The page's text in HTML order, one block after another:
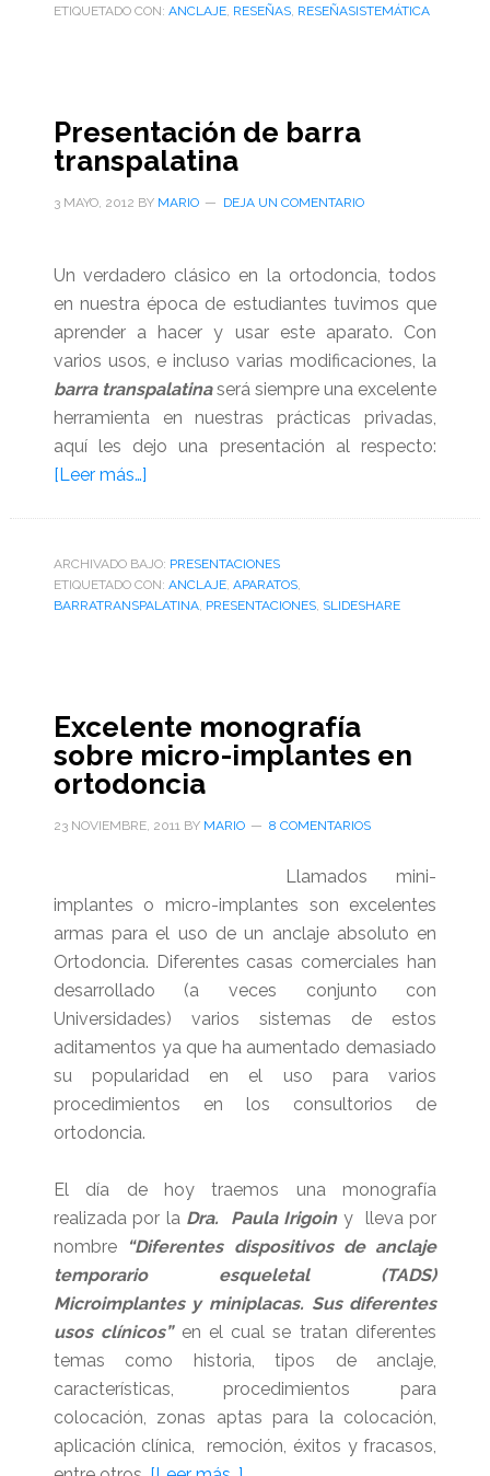
ortodoncia,
ETIQUETADO CON: ANCLAJE, RESEÑAS, RESEÑASISTEMÁTICA
Presentación de barra
transpalatina
3 MAYO, 2012 BY MARIO DEJA UN COMENTARIO
Un verdadero clásico en la ortodoncia, todos
en nuestra época de estudiantes tuvimos que
aprender a hacer y usar este aparato. Con
varios usos, e incluso varias modificaciones, la
barra transpalatinaserá siempre una excelente
herramienta en nuestras prácticas privadas,
aquí les dejo una presentación al respecto:
[Leer más…]acerca
de
barra
transpalatina
ARCHIVADO BAJO: PRESENTACIONES
ETIQUETADO CON: ANCLAJE, APARATOS,
BARRATRANSPALATINA, PRESENTACIONES, SLIDESHARE
Excelente monografía
sobre micro-implantes en
ortodoncia
23 NOVIEMBRE, 2011BY MARIO 8 COMENTARIOS
Llamados mini-
implantes o micro-implantes son excelentes
armas para el uso de un anclaje absoluto en
Ortodoncia. Diferentes casas comerciales han
desarrollado (a veces conjunto con
Universidades) varios sistemas de estos
aditamentos ya que ha aumentado demasiado
su popularidad en el uso para varios
procedimientos en los consultorios de
ortodoncia.
El día de hoy traemos una monografía
realizada por laDra. Paula Irigoiny lleva por
nombre
“Diferentes dispositivos de anclaje
temporario esqueletal (TADS)
Microimplantes y miniplacas. Sus diferentes
usos clínicos” en el cual se tratan diferentes
temas como historia, tipos de anclaje,
características, procedimientos para
colocación, zonas aptas para la colocación,
aplicación clínica, remoción, éxitos y fracasos,